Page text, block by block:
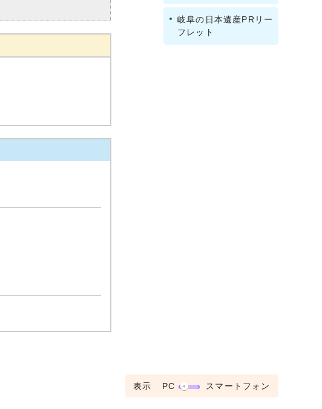
岐阜の日本遺産PRリー
フレット
表示 PC スマートフォン